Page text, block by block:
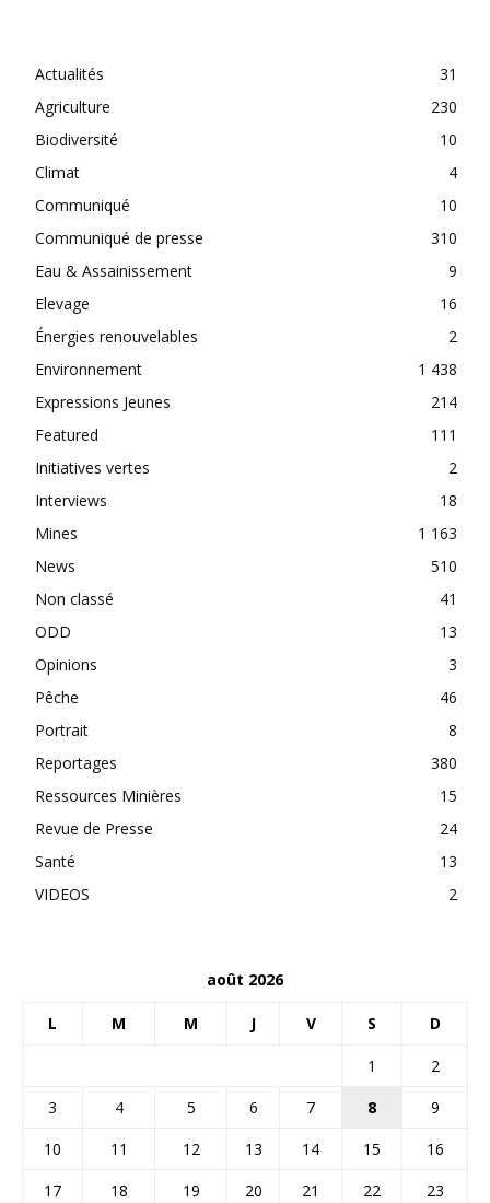
Actualités
31
Agriculture
230
Biodiversité
10
Climat
4
Communiqué
10
Communiqué de presse
310
Eau & Assainissement
9
Elevage
16
Énergies renouvelables
2
Environnement
1 438
Expressions Jeunes
214
Featured
111
Initiatives vertes
2
Interviews
18
Mines
1 163
News
510
Non classé
41
ODD
13
Opinions
3
Pêche
46
Portrait
8
Reportages
380
Ressources Minières
15
Revue de Presse
24
Santé
13
VIDEOS
2
août 2026
L M M J V S D
1
2
3
4 5 6 7 8
9
10
11 12 13 14 15
16
17
18 19 20 21 22
23